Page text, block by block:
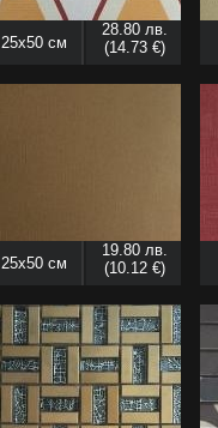
25x50 см
28.80 лв.
(14.73 €)
25x50 см
19.80 лв.
(10.12 €)